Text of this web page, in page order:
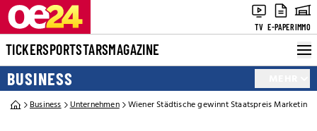
TV E-PAPERIMMO
TICKERSPORTSTARSMAGAZINE
BUSINESS
Business Unternehmen Wiener Städtische gewinnt Staatspreis Marketing